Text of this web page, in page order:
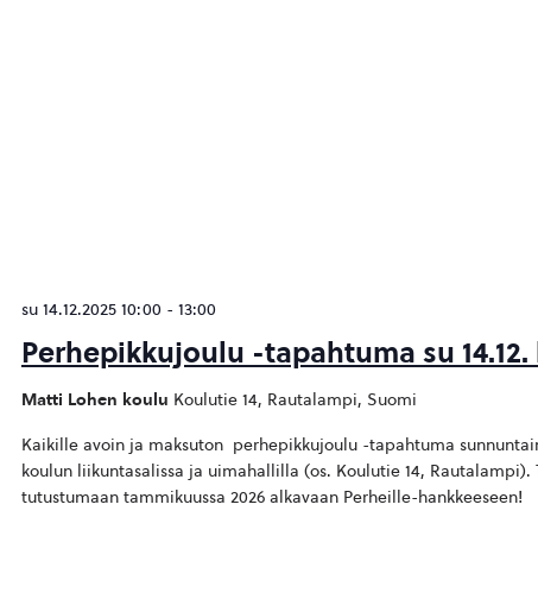
Perhepikkujoulu -tapahtuma su 14.12.
su 14.12.2025 10:00- 13:00
Matti Lohen koulu Koulutie 14, Rautalampi, Suomi
Kaikille avoin ja maksuton perhepikkujoulu -tapahtuma
koulun liikuntasalissa ja uimahallilla (os. Koulutie 14,
tutustumaan tammikuussa 2026 alkavaan Perheille-hankkeeseen!